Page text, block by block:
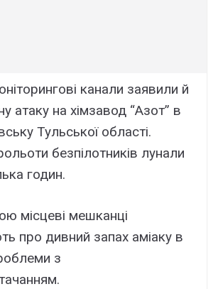
канали заявили й
атаку на хімзавод “Азот” в
Тульської області.
безпілотників лунали
годин.
місцеві мешканці
про дивний запах аміаку в
з